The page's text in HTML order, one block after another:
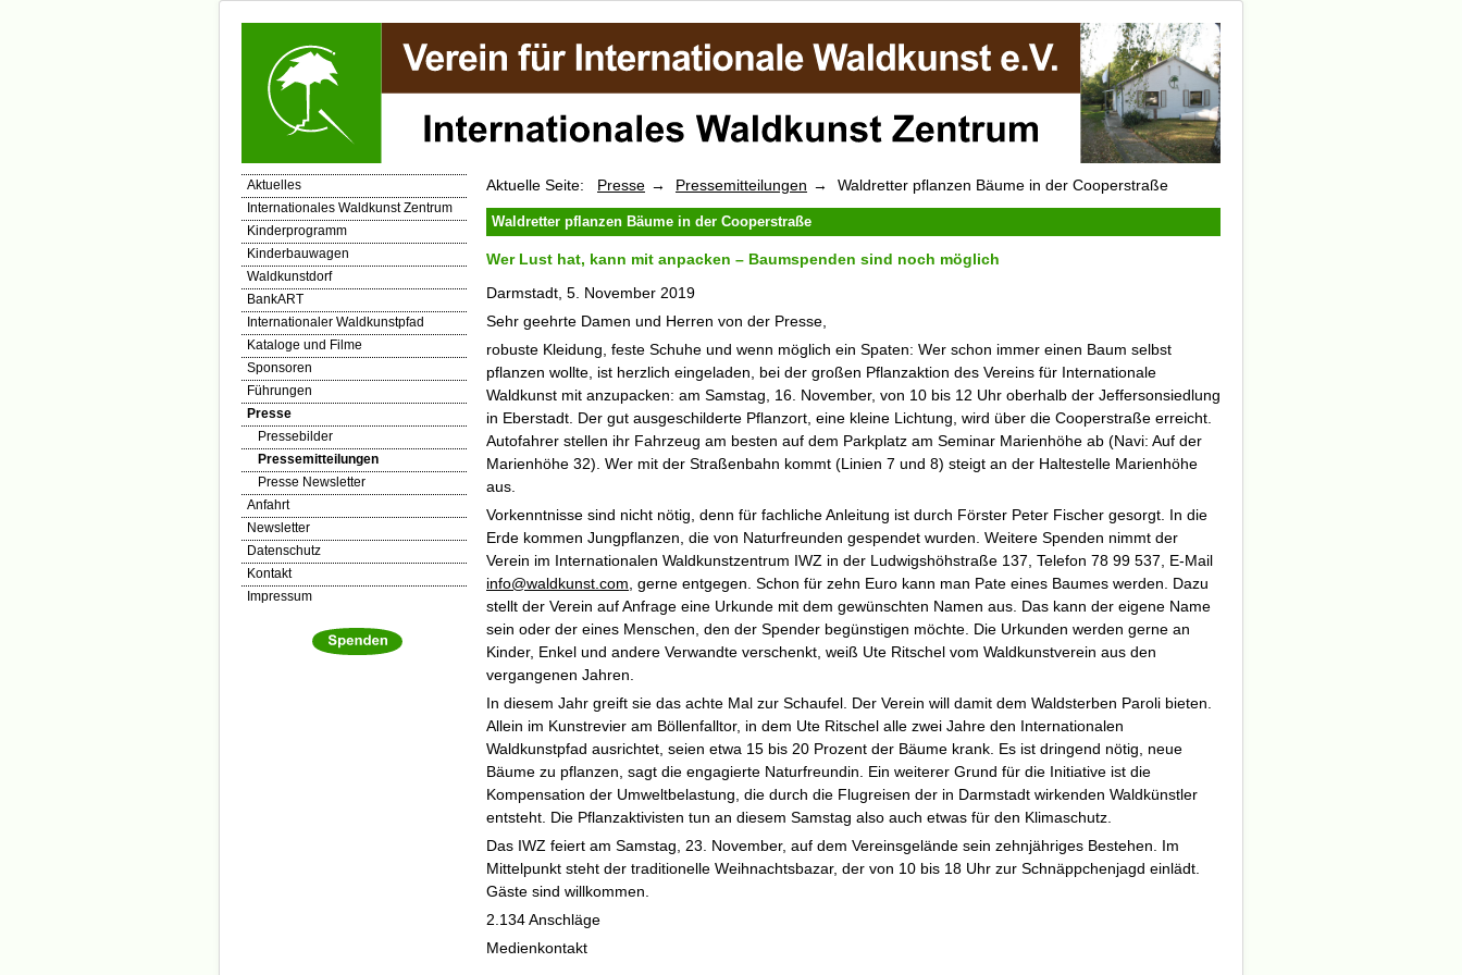
Aktuelles
Internationales Waldkunst Zentrum
Kinderprogramm
Kinderbauwagen
Waldkunstdorf
BankART
Internationaler Waldkunstpfad
Kataloge und Filme
Sponsoren
Führungen
Presse
Pressebilder
Pressemitteilungen
Presse Newsletter
Anfahrt
Newsletter
Datenschutz
Kontakt
Impressum
Aktuelle Seite: Presse Pressemitteilungen Waldretter pflanzen Bäume in der Cooperstraße
Waldretter pflanzen Bäume in der Cooperstraße
Wer Lust hat, kann mit anpacken – Baumspenden sind noch möglich
Darmstadt, 5. November 2019
Sehr geehrte Damen und Herren von der Presse,
robuste Kleidung, feste Schuhe und wenn möglich ein Spaten: Wer schon immer einen Baum selbst
pflanzen wollte, ist herzlich eingeladen, bei der großen Pflanzaktion des Vereins für Internationale
Waldkunst mit anzupacken: am Samstag, 16. November, von 10 bis 12 Uhr oberhalb der Jeffersonsiedlung
in Eberstadt. Der gut ausgeschilderte Pflanzort, eine kleine Lichtung, wird über die Cooperstraße erreicht.
Autofahrer stellen ihr Fahrzeug am besten auf dem Parkplatz am Seminar Marienhöhe ab (Navi: Auf der
Marienhöhe 32). Wer mit der Straßenbahn kommt (Linien 7 und 8) steigt an der Haltestelle Marienhöhe
aus.
Vorkenntnisse sind nicht nötig, denn für fachliche Anleitung ist durch Förster Peter Fischer gesorgt. In die
Erde kommen Jungpflanzen, die von Naturfreunden gespendet wurden. Weitere Spenden nimmt der
Verein im Internationalen Waldkunstzentrum IWZ in der Ludwigshöhstraße 137, Telefon 78 99 537, E-Mail
info@waldkunst.com , gerne entgegen. Schon für zehn Euro kann man Pate eines Baumes werden. Dazu
stellt der Verein auf Anfrage eine Urkunde mit dem gewünschten Namen aus. Das kann der eigene Name
sein oder der eines Menschen, den der Spender begünstigen möchte. Die Urkunden werden gerne an
Kinder, Enkel und andere Verwandte verschenkt , weiß Ute Ritschel vom Waldkunstverein aus den
vergangenen Jahren.
In diesem Jahr greift sie das achte Mal zur Schaufel. Der Verein will damit dem Waldsterben Paroli bieten.
Allein im Kunstrevier am Böllenfalltor, in dem Ute Ritschel alle zwei Jahre den Internationalen
Waldkunstpfad ausrichtet, seien etwa 15 bis 20 Prozent der Bäume krank. Es ist dringend nötig, neue
Bäume zu pflanzen , sagt die engagierte Naturfreundin. Ein weiterer Grund für die Initiative ist die
Kompensation der Umweltbelastung, die durch die Flugreisen der in Darmstadt wirkenden Waldkünstler
entsteht. Die Pflanzaktivisten tun an diesem Samstag also auch etwas für den Klimaschutz.
Das IWZ feiert am Samstag, 23. November, auf dem Vereinsgelände sein zehnjähriges Bestehen. Im
Mittelpunkt steht der traditionelle Weihnachtsbazar, der von 10 bis 18 Uhr zur Schnäppchenjagd einlädt.
Gäste sind willkommen.
2.134 Anschläge
Medienkontakt